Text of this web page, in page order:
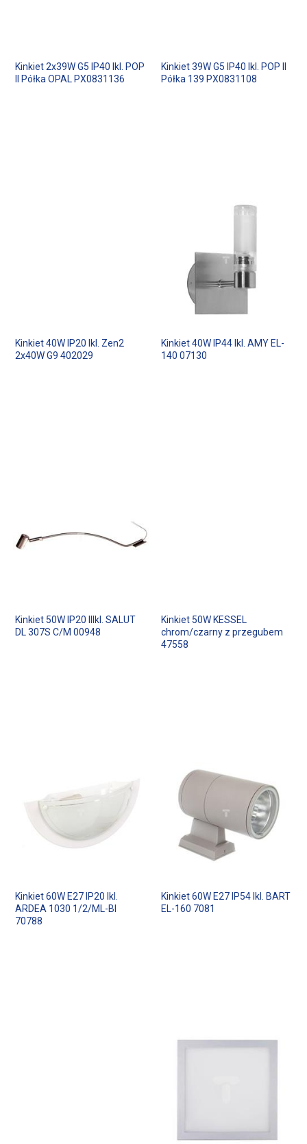
Kinkiet 2x39W G5 IP40 Ikl. POP
II Półka OPAL PX0831136
Kinkiet 39W G5 IP40 Ikl. POP II
Półka 139 PX0831108
Kinkiet 40W IP20 Ikl. Zen2
2x40W G9 402029
Kinkiet 40W IP44 Ikl. AMY EL-
140 07130
Kinkiet 50W IP20 IIIkl. SALUT
DL 307S C/M 00948
Kinkiet 50W KESSEL
chrom/czarny z przegubem
47558
Kinkiet 60W E27 IP20 Ikl.
ARDEA 1030 1/2/ML-BI
70788
Kinkiet 60W E27 IP54 Ikl. BART
EL-160 7081